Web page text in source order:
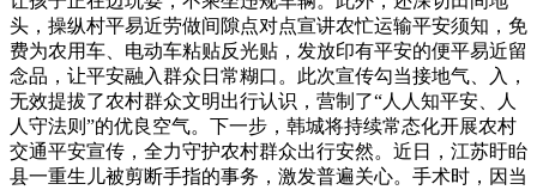
头，操纵村平易近劳做间隙点对点宣讲农忙运输平安须知，免
费为农用车、电动车粘贴反光贴，发放印有平安的便平易近留
念品，让平安融入群众日常糊口。此次宣传勾当接地气、入，
无效提拔了农村群众文明出行认识，营制了“人人知平安、人
人守法则”的优良空气。下一步，韩城将持续常态化开展农村
交通平安宣传，全力守护农村群众出行安然。近日，江苏盱眙
县一重生儿被剪断手指的事务，激发普遍关心。手术时，因当